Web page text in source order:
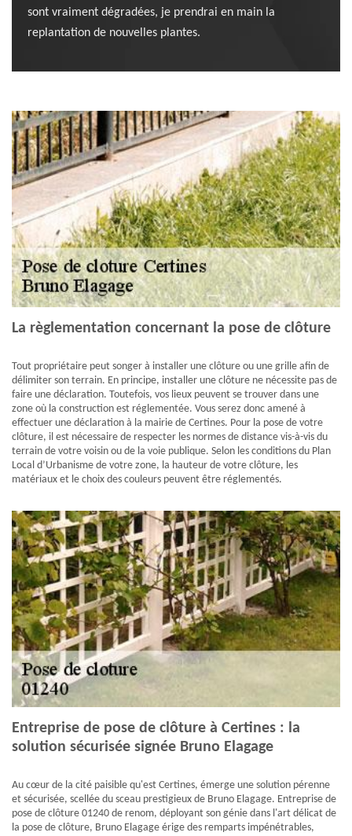
sont vraiment dégradées, je prendrai en main la
replantation de nouvelles plantes.
La règlementation concernant la pose de clôture
Tout propriétaire peut songer à installer une clôture ou une grille afin de
délimiter son terrain. En principe, installer une clôture ne nécessite pas de
faire une déclaration. Toutefois, vos lieux peuvent se trouver dans une
zone où la construction est réglementée. Vous serez donc amené à
effectuer une déclaration à la mairie de Certines. Pour la pose de votre
clôture, il est nécessaire de respecter les normes de distance vis-à-vis du
terrain de votre voisin ou de la voie publique. Selon les conditions du Plan
Local d’Urbanisme de votre zone, la hauteur de votre clôture, les
matériaux et le choix des couleurs peuvent être réglementés.
Entreprise de pose de clôture à Certines : la
solution sécurisée signée Bruno Elagage
Au cœur de la cité paisible qu'est Certines, émerge une solution pérenne
et sécurisée, scellée du sceau prestigieux de Bruno Elagage. Entreprise de
pose de clôture 01240 de renom, déployant son génie dans l'art délicat de
la pose de clôture, Bruno Elagage érige des remparts impénétrables,